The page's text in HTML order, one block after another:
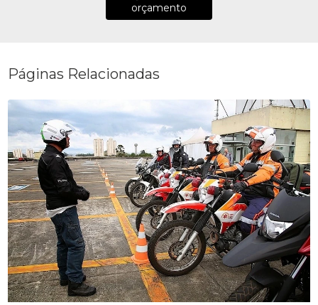
orçamento
Páginas Relacionadas